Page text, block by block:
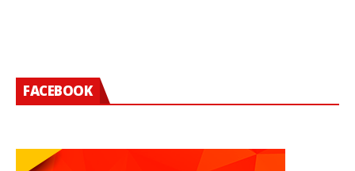
FACEBOOK